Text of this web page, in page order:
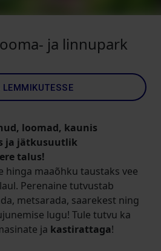
ja linnupark
LEMMIKUTESSE
loomad, kaunis
ja jätkusuutlik
talus!
hinga maaõhku taustaks vee
Perenaine tutvustab
metsarada, saarekest ning
lugu! Tule tutvu ka
ja kastirattaga!